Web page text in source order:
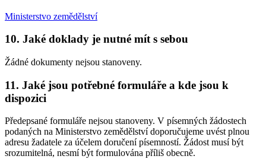
Ministerstvo zemědělství
10. Jaké doklady je nutné mít s sebou
Žádné dokumenty nejsou stanoveny.
11. Jaké jsou potřebné formuláře a kde jsou k
dispozici
Předepsané formuláře nejsou stanoveny. V písemných žádostech
podaných na Ministerstvo zemědělství doporučujeme uvést plnou
adresu žadatele za účelem doručení písemností. Žádost musí být
srozumitelná, nesmí být formulována příliš obecně.